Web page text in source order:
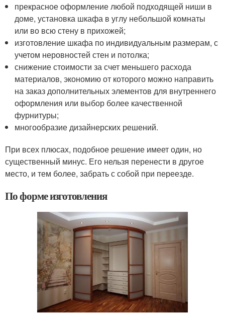
прекрасное оформление любой подходящей ниши в
доме, установка шкафа в углу небольшой комнаты
или во всю стену в прихожей;
изготовление шкафа по индивидуальным размерам, с
учетом неровностей стен и потолка;
снижение стоимости за счет меньшего расхода
материалов, экономию от которого можно направить
на заказ дополнительных элементов для внутреннего
оформления или выбор более качественной
фурнитуры;
многообразие дизайнерских решений.
При всех плюсах, подобное решение имеет один, но
существенный минус. Его нельзя перенести в другое
место, и тем более, забрать с собой при переезде.
По форме изготовления